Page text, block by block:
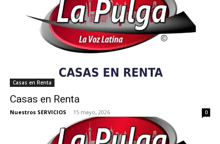
Casas en Renta
Casas en Renta
Nuestros SERVICIOS - 15 mayo, 2026 0